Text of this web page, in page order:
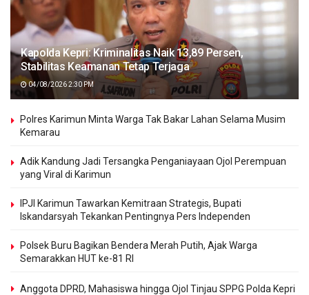
Kapolda Kepri: Kriminalitas Naik 13,89 Persen,
Stabilitas Keamanan Tetap Terjaga
04/08/2026 2:30 PM
Polres Karimun Minta Warga Tak Bakar Lahan Selama Musim
Kemarau
Adik Kandung Jadi Tersangka Penganiayaan Ojol Perempuan
yang Viral di Karimun
IPJI Karimun Tawarkan Kemitraan Strategis, Bupati
Iskandarsyah Tekankan Pentingnya Pers Independen
Polsek Buru Bagikan Bendera Merah Putih, Ajak Warga
Semarakkan HUT ke-81 RI
Anggota DPRD, Mahasiswa hingga Ojol Tinjau SPPG Polda Kepri